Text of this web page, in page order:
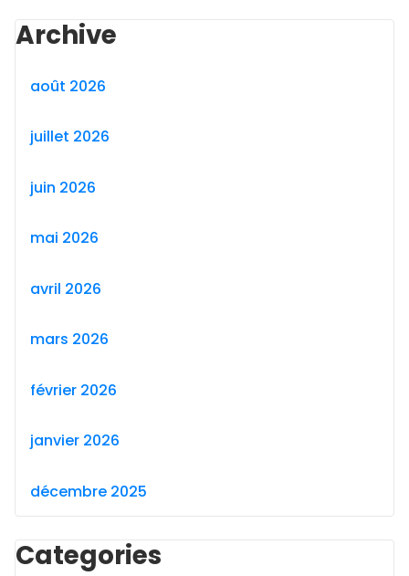
Archive
août 2026
juillet 2026
juin 2026
mai 2026
avril 2026
mars 2026
février 2026
janvier 2026
décembre 2025
Categories